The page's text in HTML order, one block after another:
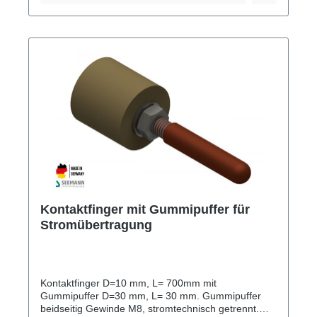
Kontaktfinger mit Gummipuffer für
Stromübertragung
Kontaktfinger D=10 mm, L= 700mm mit
Gummipuffer D=30 mm, L= 30 mm. Gummipuffer
beidseitig Gewinde M8, stromtechnisch getrennt.